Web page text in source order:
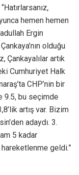
hemen hemen
Ergin
olduğu
Çankayalılar artık
Cumhuriyet Halk
CHP’nin bir
9.5, bu seçimde
artış var. Bizim
adaydı. 3.
5 kadar
geldi.”